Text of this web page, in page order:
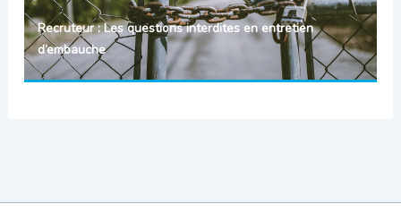
Recruteur : Les questions interdites en entretien
d’embauche